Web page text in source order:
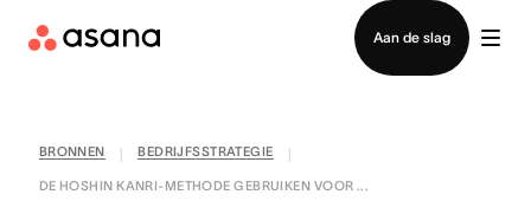
Aan de slag
Contact opnemen met verkoop
BRONNEN BEDRIJFSSTRATEGIE
DE HOSHIN KANRI-METHODE GEBRUIKEN VOOR ...